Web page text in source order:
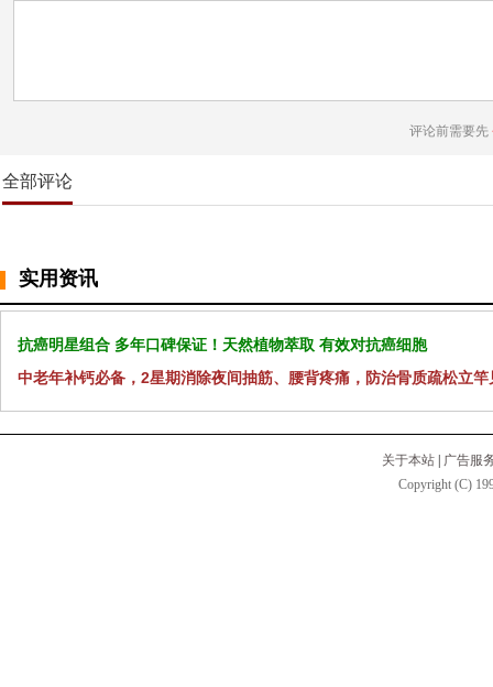
评论前需要先
全部评论
实用资讯
抗癌明星组合 多年口碑保证！天然植物萃取 有效对抗癌细胞
中老年补钙必备，2星期消除夜间抽筋、腰背疼痛，防治骨质疏松立竿
关于本站
广告服
Copyright (C)